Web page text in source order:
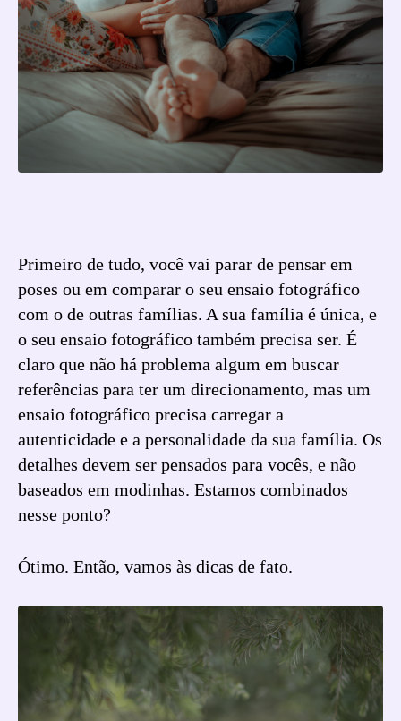
Primeiro de tudo, você vai parar de pensar em
poses ou em comparar o seu ensaio fotográfico
com o de outras famílias. A sua família é única, e
o seu ensaio fotográfico também precisa ser. É
claro que não há problema algum em buscar
referências para ter um direcionamento, mas um
ensaio fotográfico precisa carregar a
autenticidade e a personalidade da sua família. Os
detalhes devem ser pensados para vocês, e não
baseados em modinhas. Estamos combinados
nesse ponto?
Ótimo. Então, vamos às dicas de fato.